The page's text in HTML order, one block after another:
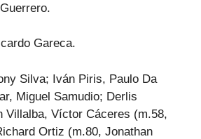
Gareca.
Silva; Iván Piris, Paulo Da
Miguel Samudio; Derlis
Villalba, Víctor Cáceres (m.58,
Ortiz (m.80, Jonathan